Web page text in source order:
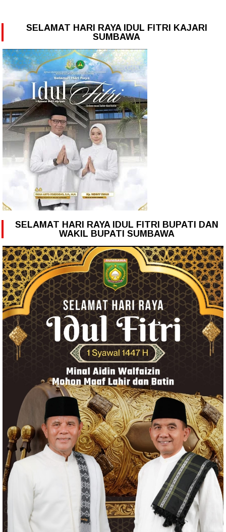
SELAMAT HARI RAYA IDUL FITRI KAJARI
SUMBAWA
SELAMAT HARI RAYA IDUL FITRI BUPATI DAN
WAKIL BUPATI SUMBAWA